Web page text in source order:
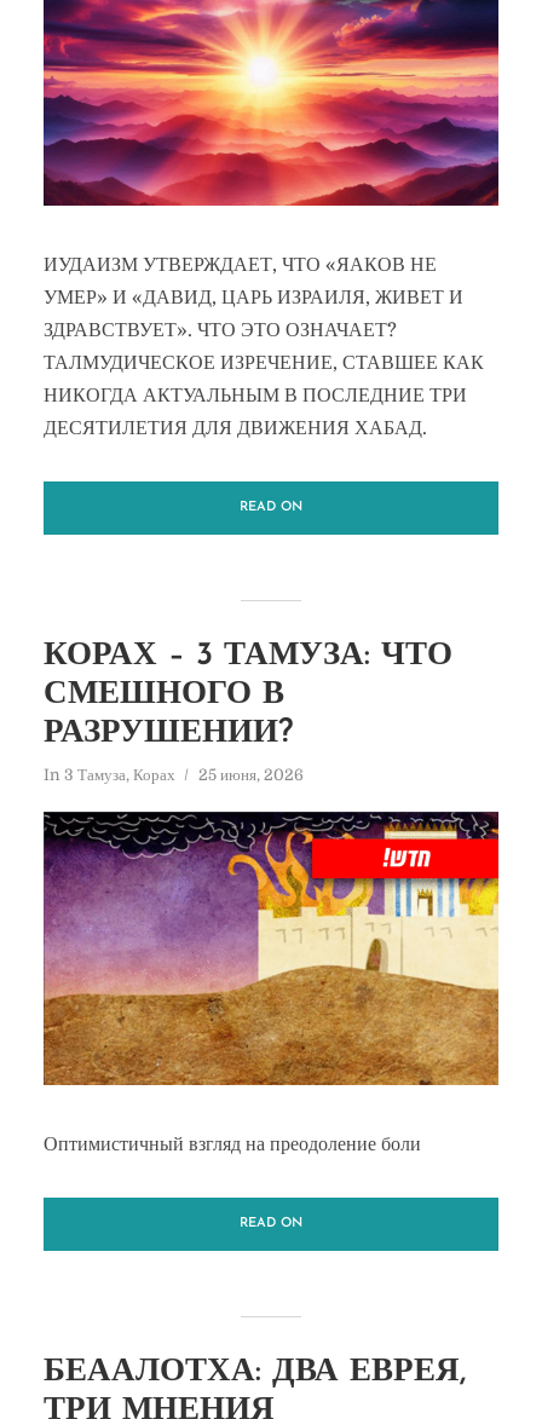
ИУДАИЗМ УТВЕРЖДАЕТ, ЧТО «ЯАКОВ НЕ
УМЕР» И «ДАВИД, ЦАРЬ ИЗРАИЛЯ, ЖИВЕТ И
ЗДРАВСТВУЕТ». ЧТО ЭТО ОЗНАЧАЕТ?
ТАЛМУДИЧЕСКОЕ ИЗРЕЧЕНИЕ, СТАВШЕЕ КАК
НИКОГДА АКТУАЛЬНЫМ В ПОСЛЕДНИЕ ТРИ
ДЕСЯТИЛЕТИЯ ДЛЯ ДВИЖЕНИЯ ХАБАД.
READ ON
КОРАХ – 3 ТАМУЗА: ЧТО
СМЕШНОГО В
РАЗРУШЕНИИ?
In 3 Тамуза, Корах 25 июня, 2026
Оптимистичный взгляд на преодоление боли
READ ON
БЕААЛОТХА: ДВА ЕВРЕЯ,
ТРИ МНЕНИЯ